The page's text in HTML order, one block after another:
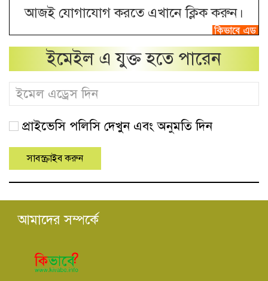
আজই যোগাযোগ করতে এখানে ক্লিক করুন।
ইমেইল এ যুক্ত হতে পারেন
প্রাইভেসি পলিসি দেখুন এবং অনুমতি দিন
আমাদের সম্পর্কে